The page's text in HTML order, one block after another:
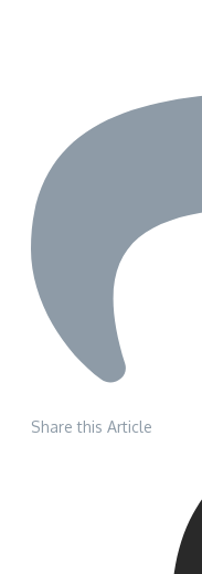
Share this Article